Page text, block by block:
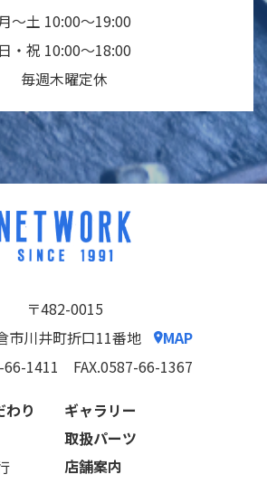
～土 10:00～19:00
日・祝 10:00～18:00
毎週木曜定休
〒482-0015
市川井町折口11番地
MAP
1411 FAX.0587-66-1367
わり
ギャラリー
取扱パーツ
店舗案内